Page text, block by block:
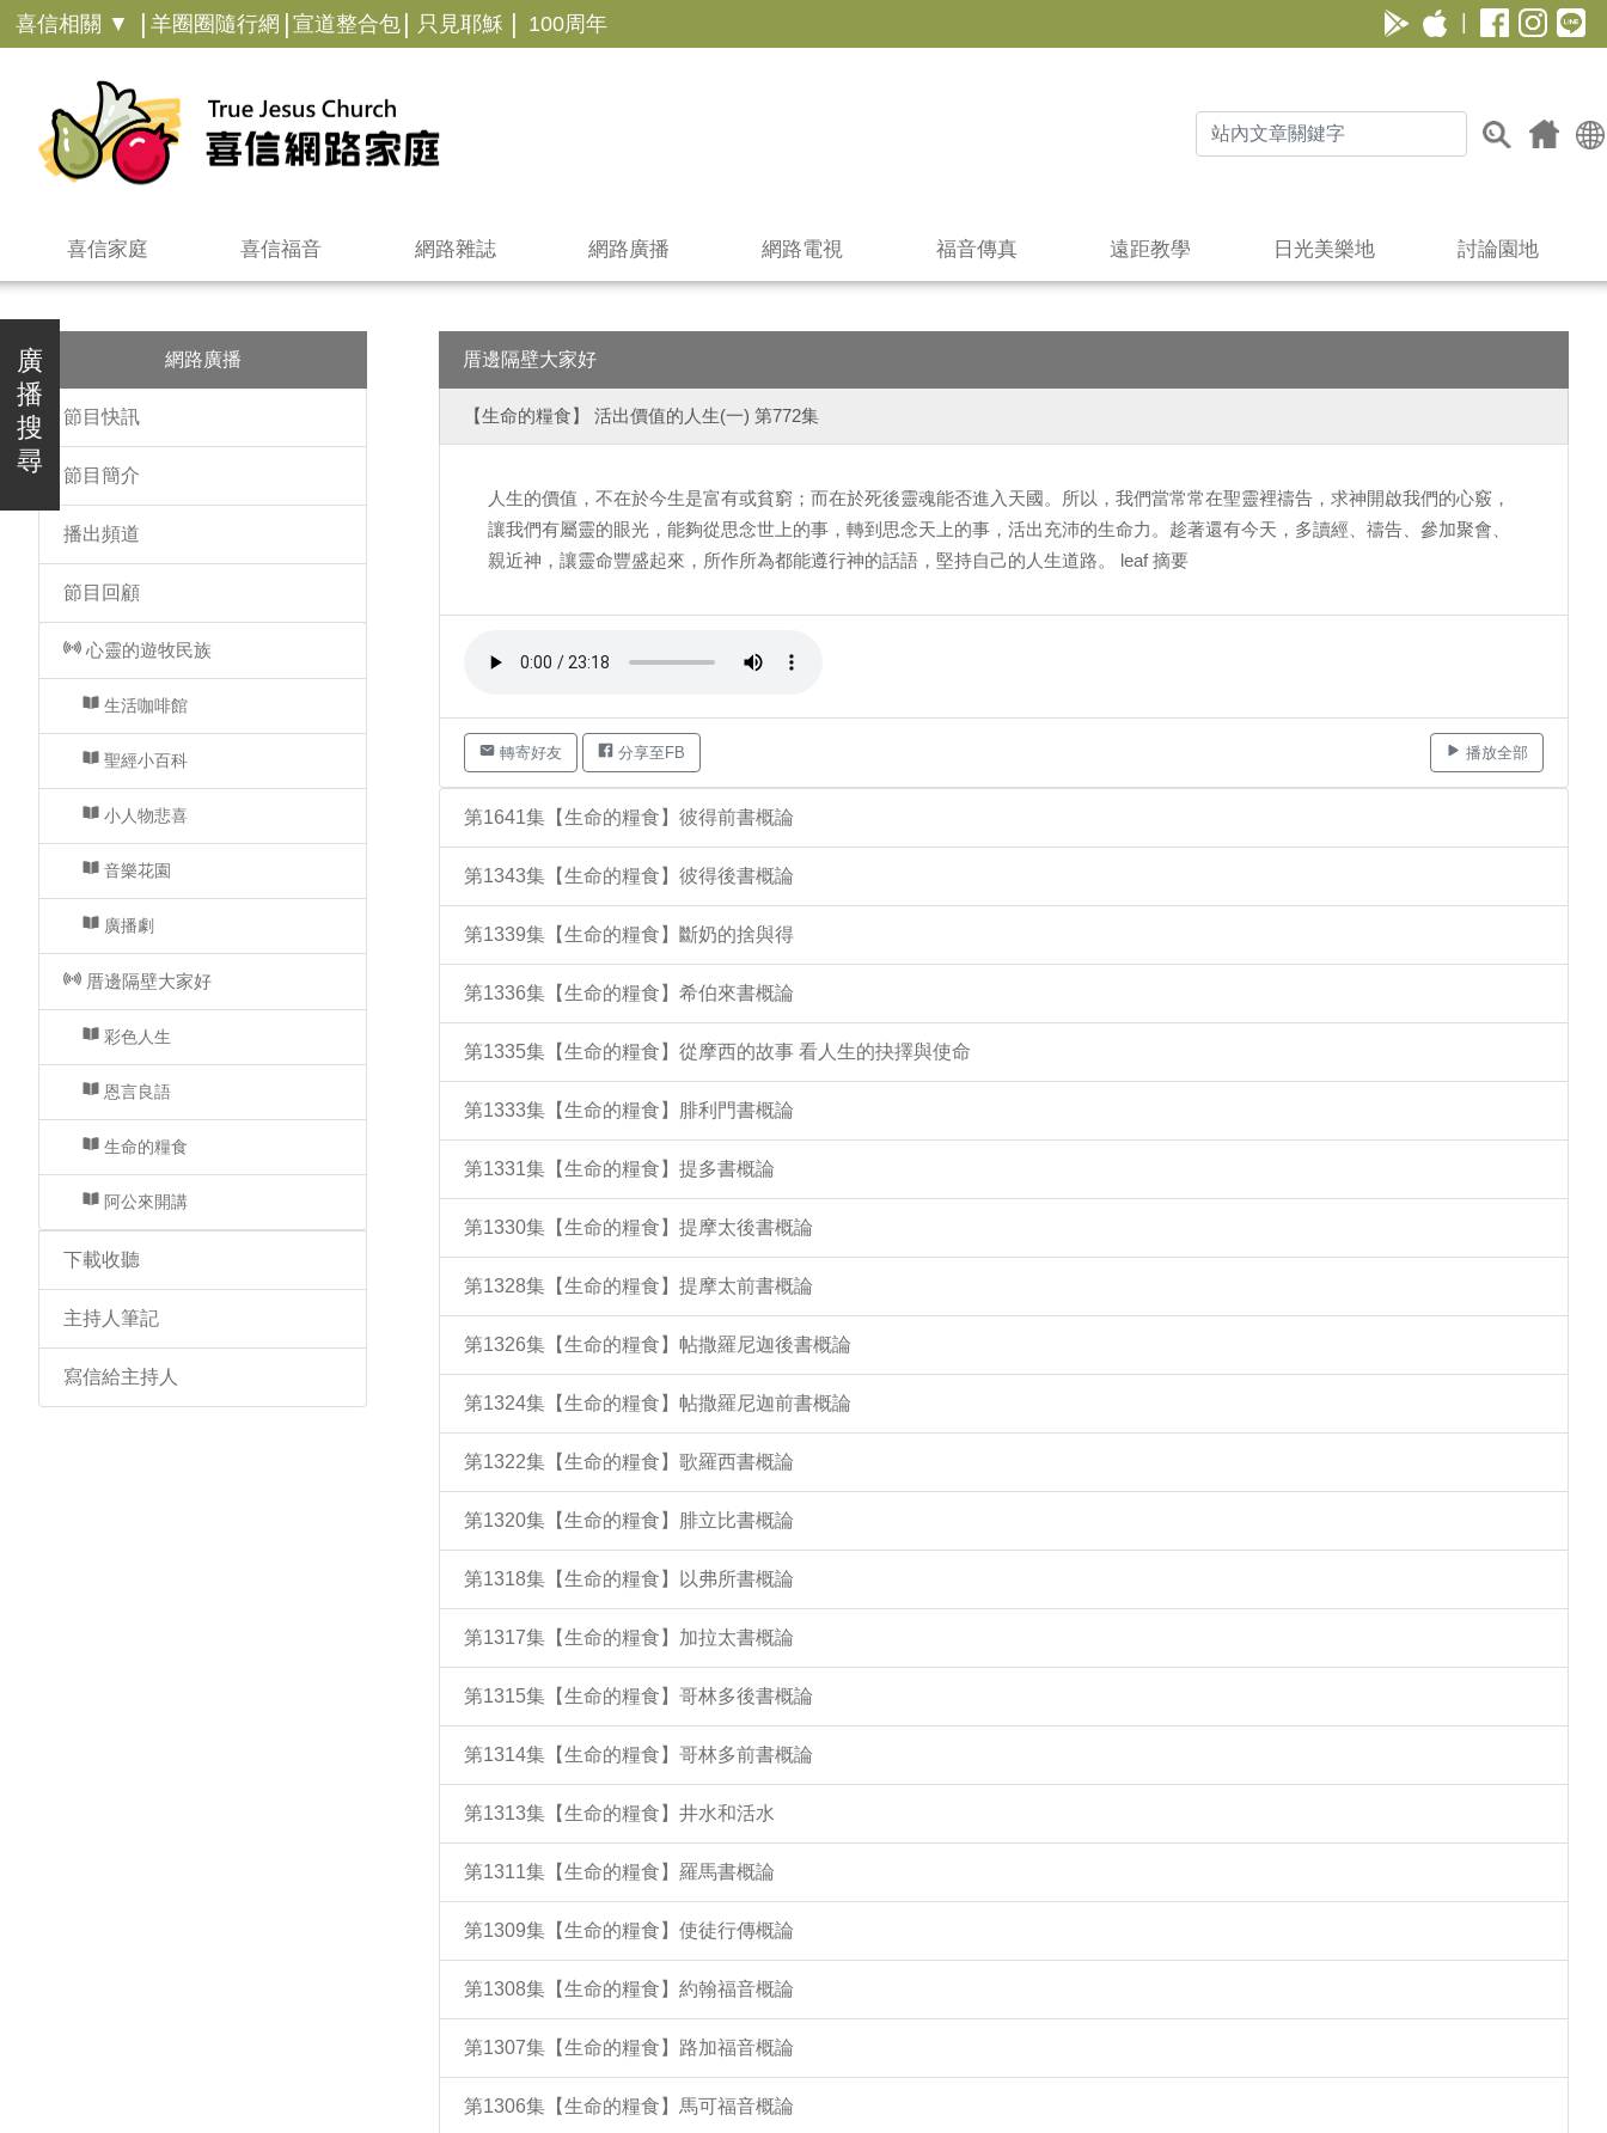
喜信相關 ▼ | 羊圈圈隨行網 | 宣道整合包 | 只見耶穌 | 100周年
喜信家庭 喜信福音 網路雜誌 網路廣播 網路電視 福音傳真 遠距教學 日光美樂地 討論園地
廣
播
搜
尋
網路廣播
節目快訊
節目簡介
播出頻道
節目回顧
心靈的遊牧民族
生活咖啡館
聖經小百科
小人物悲喜
音樂花園
廣播劇
厝邊隔壁大家好
彩色人生
恩言良語
生命的糧食
阿公來開講
下載收聽
主持人筆記
寫信給主持人
厝邊隔壁大家好
【生命的糧食】 活出價值的人生(一) 第772集
人生的價值，不在於今生是富有或貧窮；而在於死後靈魂能否進入天國。所以，我們當常常在聖靈裡禱告，求神開啟我們的心竅，
讓我們有屬靈的眼光，能夠從思念世上的事，轉到思念天上的事，活出充沛的生命力。趁著還有今天，多讀經、禱告、參加聚會、
親近神，讓靈命豐盛起來，所作所為都能遵行神的話語，堅持自己的人生道路。 leaf 摘要
轉寄好友 分享至FB 播放全部
第1641集【生命的糧食】彼得前書概論
第1343集【生命的糧食】彼得後書概論
第1339集【生命的糧食】斷奶的捨與得
第1336集【生命的糧食】希伯來書概論
第1335集【生命的糧食】從摩西的故事 看人生的抉擇與使命
第1333集【生命的糧食】腓利門書概論
第1331集【生命的糧食】提多書概論
第1330集【生命的糧食】提摩太後書概論
第1328集【生命的糧食】提摩太前書概論
第1326集【生命的糧食】帖撒羅尼迦後書概論
第1324集【生命的糧食】帖撒羅尼迦前書概論
第1322集【生命的糧食】歌羅西書概論
第1320集【生命的糧食】腓立比書概論
第1318集【生命的糧食】以弗所書概論
第1317集【生命的糧食】加拉太書概論
第1315集【生命的糧食】哥林多後書概論
第1314集【生命的糧食】哥林多前書概論
第1313集【生命的糧食】井水和活水
第1311集【生命的糧食】羅馬書概論
第1309集【生命的糧食】使徒行傳概論
第1308集【生命的糧食】約翰福音概論
第1307集【生命的糧食】路加福音概論
第1306集【生命的糧食】馬可福音概論